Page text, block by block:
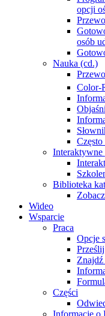
opcji
osób
Nauka (cd.)
Color-
Często
Interaktywne
Biblioteka
Wideo
Wsparcie
Praca
Opcje
Części